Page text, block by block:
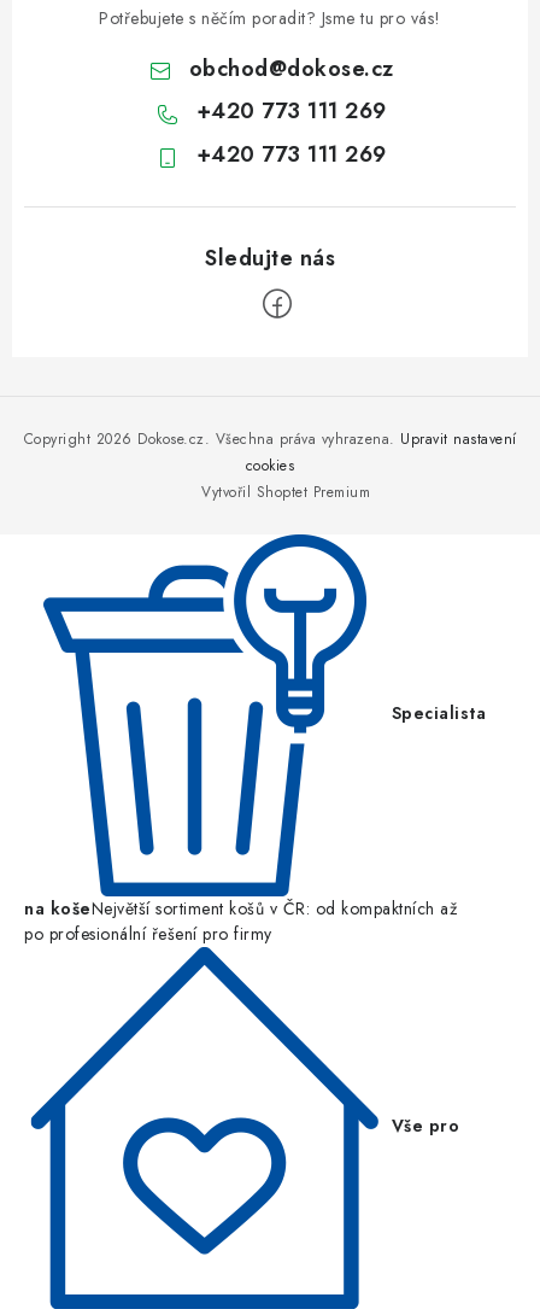
Potřebujete s něčím poradit? Jsme tu pro vás!
obchod@dokose.cz
+420 773 111 269
+420 773 111 269
Vytvořil Shoptet Premium
Copyright 2026 Dokose.cz. Všechna práva vyhrazena. Upravit nastavení
cookies
Specialista
na košeNejvětší sortiment košů v ČR: od kompaktních až
po profesionální řešení pro firmy
Vše pro